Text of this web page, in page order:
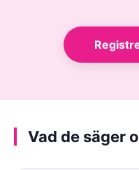
Vad de säger